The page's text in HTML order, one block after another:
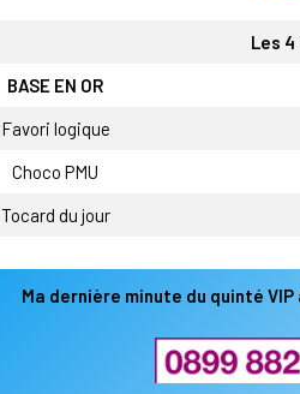
Les 4
BASE EN OR
Favori logique
Choco PMU
Tocard du jour
Ma dernière minute du quinté